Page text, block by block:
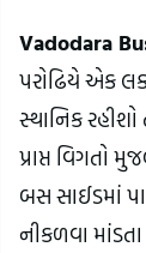
Vadodara
પરોઢિયે એક
સ્થાનિક
પ્રાપ્ત વિગતો
બસ સાઈડમાં
નીકળવા